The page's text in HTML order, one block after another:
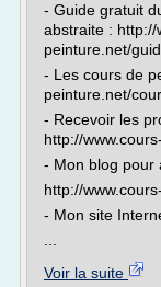
- Guide gratuit
abstraite : http://
peinture.net/
- Les cours de
peinture.net/
- Recevoir les
http://
- Mon blog pour
http://
- Mon site
Voir la suite